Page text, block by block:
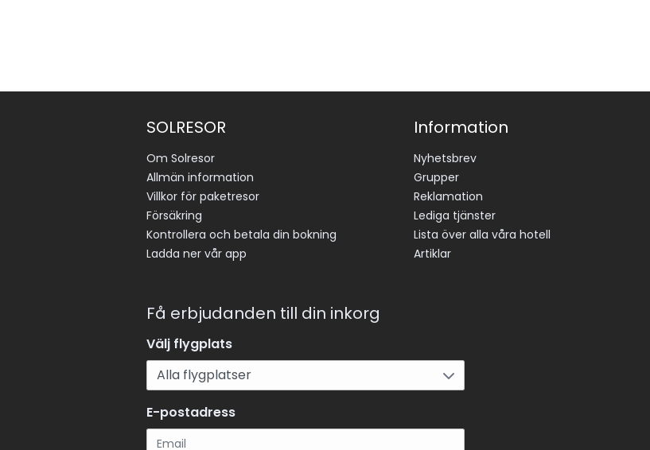
SOLRESOR
Om Solresor
Allmän information
Villkor för paketresor
Försäkring
Kontrollera och betala din bokning
Ladda ner vår app
Information
Nyhetsbrev
Grupper
Reklamation
Lediga tjänster
Lista över alla våra hotell
Artiklar
Få erbjudanden till din inkorg
Välj flygplats
E-postadress